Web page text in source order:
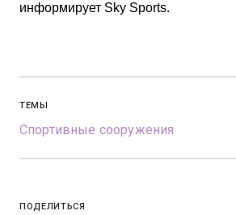
информирует Sky Sports.
ТЕМЫ
Спортивные сооружения
ПОДЕЛИТЬСЯ